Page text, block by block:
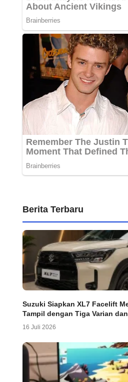
Berita Terbaru
Suzuki Siapkan XL7 Facelift
Tampil dengan Tiga Varian
16 Juli 2026